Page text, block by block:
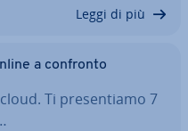
Leggi di più
a confronto
Ti pre­sen­tia­mo 7